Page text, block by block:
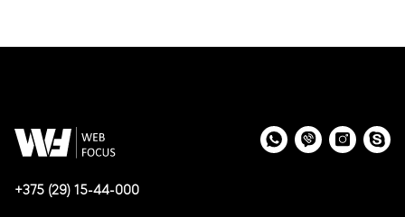
+375 (29) 15-44-000